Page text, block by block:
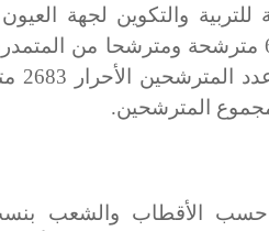
للتربية والتكوين لجهة
العدد الإجمالي يتضمن 6589 مترشحة